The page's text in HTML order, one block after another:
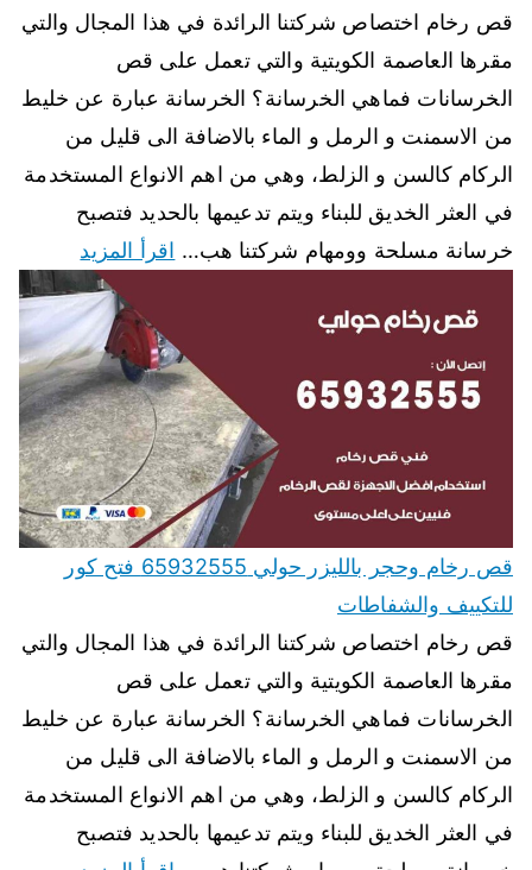
قص رخام اختصاص شركتنا الرائدة في هذا المجال والتي
مقرها العاصمة الكويتية والتي تعمل على قص
الخرسانات فماهي الخرسانة؟ الخرسانة عبارة عن خليط
من الاسمنت و الرمل و الماء بالاضافة الى قليل من
الركام كالسن و الزلط، وهي من اهم الانواع المستخدمة
في العثر الخديق للبناء ويتم تدعيمها بالحديد فتصبح
خرسانة مسلحة وومهام شركتنا هب… اقرأ المزيد
قص رخام وحجر بالليزر حولي 65932555 فتح كور
للتكييف والشفاطات
قص رخام اختصاص شركتنا الرائدة في هذا المجال والتي
مقرها العاصمة الكويتية والتي تعمل على قص
الخرسانات فماهي الخرسانة؟ الخرسانة عبارة عن خليط
من الاسمنت و الرمل و الماء بالاضافة الى قليل من
الركام كالسن و الزلط، وهي من اهم الانواع المستخدمة
في العثر الخديق للبناء ويتم تدعيمها بالحديد فتصبح